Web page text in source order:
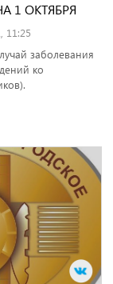
1 ОКТЯБРЯ
11:25
заболевания
ко